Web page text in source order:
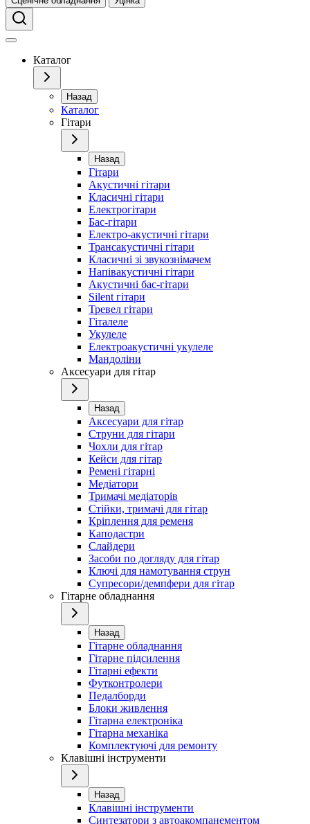
Каталог
Назад
Каталог
Гітари
Назад
Гітари
Акустичні гітари
Класичні гітари
Електрогітари
Бас-гітари
Електро-акустичні гітари
Трансакустичні гітари
Класичні зі звукознімачем
Напівакустичні гітари
Акустичні бас-гітари
Silent гітари
Тревел гітари
Гіталеле
Укулеле
Електроакустичні укулеле
Мандоліни
Аксесуари для гітар
Назад
Аксесуари для гітар
Струни для гітари
Чохли для гітар
Кейси для гітар
Ремені гітарні
Медіатори
Тримачі медіаторів
Стійки, тримачі для гітар
Кріплення для ременя
Каподастри
Слайдери
Засоби по догляду для гітар
Ключі для намотування струн
Супресори/демпфери для гітар
Гітарне обладнання
Назад
Гітарне обладнання
Гітарне підсилення
Гітарні ефекти
Футконтролери
Педалборди
Блоки живлення
Гітарна електроніка
Гітарна механіка
Комплектуючі для ремонту
Клавішні інструменти
Назад
Клавішні інструменти
Синтезатори з автоакомпанементом